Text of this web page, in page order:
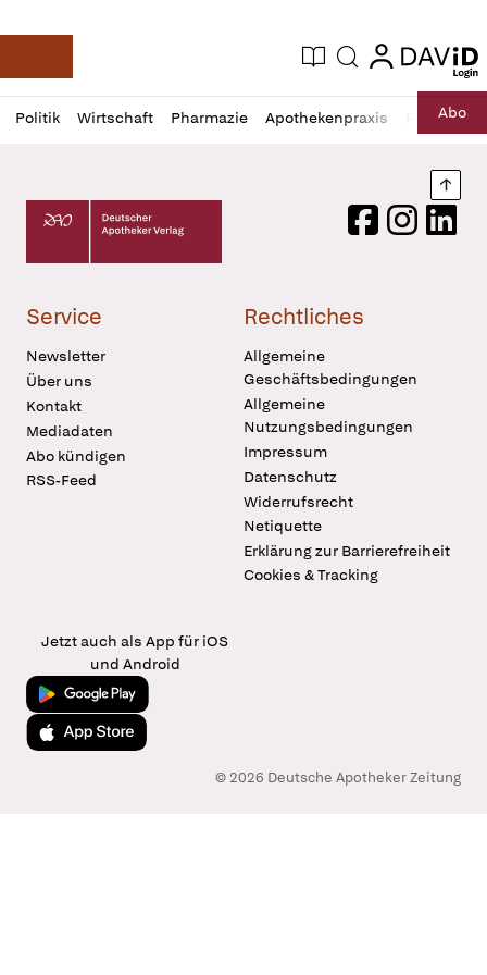
Deutsche Apotheker Zeitung
Aktuelle Ausgabe
Suche login
login
Politik Wirtschaft Pharmazie Apothekenpraxis RechtAbo
Profil
öffnen
Daz
Pur
Deutscher Apotheker Verlag Logo
FacebookInstagram
Service
Newsletter
Über uns
Kontakt
Mediadaten
Abo kündigen
RSS-Feed
Rechtliches
Allgemeine
Geschäftsbedingungen
Allgemeine
Nutzungsbedingungen
Impressum
Datenschutz
Widerrufsrecht
Netiquette
Erklärung zur Barrierefreiheit
Cookies & Tracking
Jetzt auch als App für iOS
und Android
Jetzt bei Google Play
Laden im App Store
© 2026 Deutsche Apotheker Zeitung